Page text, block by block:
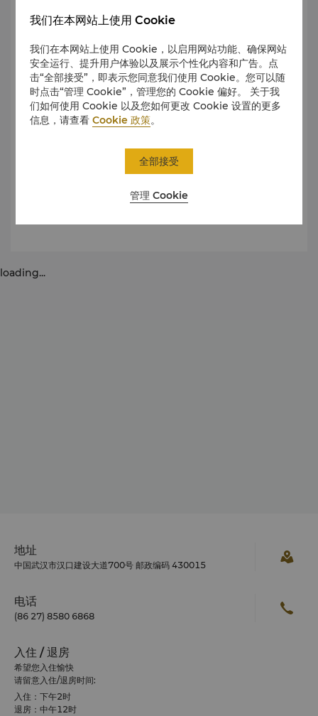
从酒店出发，步行1分钟即可到达地铁3/6/7号线香港路站A出
口。
loading...
地址
中国武汉市汉口建设大道700号 邮政编码 430015
电话
(86 27) 8580 6868
入住 / 退房
希望您入住愉快
请留意入住/退房时间:
入住：下午2时
退房：中午12时
我们在本网站上使用 Cookie
我们在本网站上使用 Cookie，以启用网站功能、确保网站
安全运行、提升用户体验以及展示个性化内容和广告。点
击“全部接受”，即表示您同意我们使用 Cookie。您可以随
时点击“管理 Cookie”，管理您的 Cookie 偏好。 关于我
们如何使用 Cookie 以及您如何更改 Cookie 设置的更多
信息，请查看Cookie 政策。
管理 Cookie
全部接受